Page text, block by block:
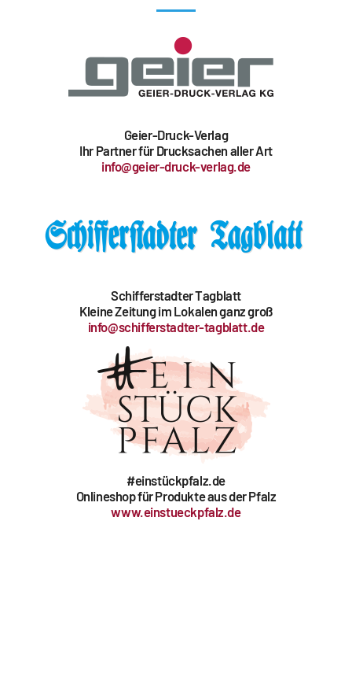
Geier-Druck-Verlag
Ihr Partner für Drucksachen aller Art
info@geier-druck-verlag.de
Schifferstadter Tagblatt
Kleine Zeitung im Lokalen ganz groß
info@schifferstadter-tagblatt.de
#einstückpfalz.de
Onlineshop für Produkte aus der Pfalz
www.einstueckpfalz.de